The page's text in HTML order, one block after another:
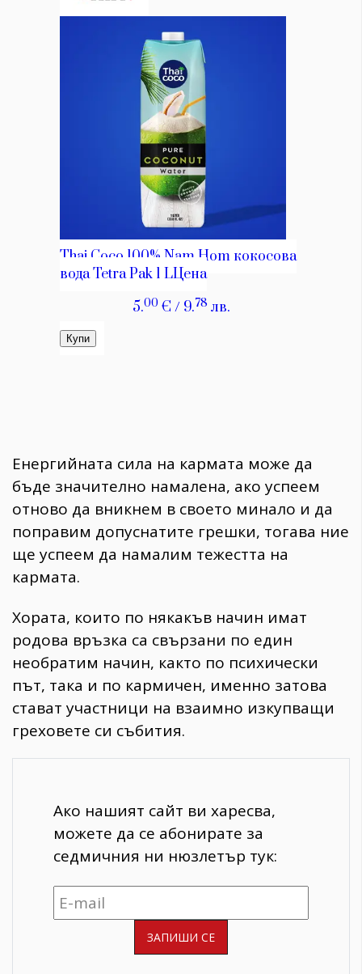
Енергийната сила на кармата може да
бъде значително намалена, ако успеем
отново да вникнем в своето минало и да
поправим допуснатите грешки, тогава ние
ще успеем да намалим тежестта на
кармата.
Хората, които по някакъв начин имат
родова връзка са свързани по един
необратим начин, както по психически
път, така и по кармичен, именно затова
стават участници на взаимно изкупващи
греховете си събития.
Ако нашият сайт ви харесва,
можете да се абонирате за
седмичния ни нюзлетър тук: